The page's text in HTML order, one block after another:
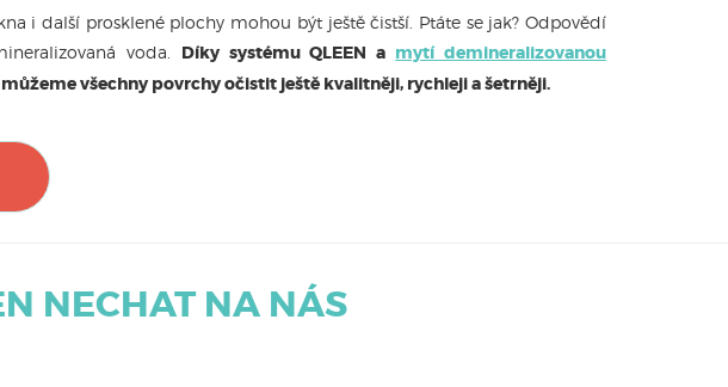
i další prosklené plochy mohou být ještě čistší. Ptáte se jak? Odpovědí
voda. Díky systému QLEEN a mytí demineralizovanou
můžeme všechny povrchy očistit ještě kvalitněji, rychleji a šetrněji.
NECHAT NA NÁS